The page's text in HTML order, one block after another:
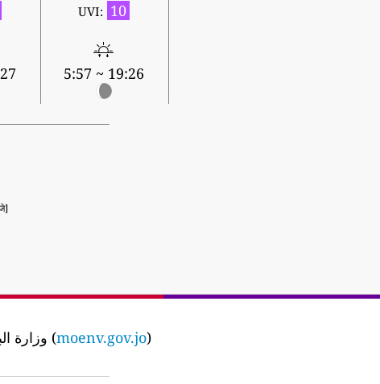
UVI: 10
5:57 ~ 19:26
the Jordan Ministry of Environment - وزارة البيئة (moenv.gov.jo)